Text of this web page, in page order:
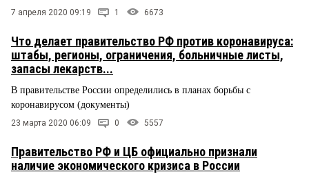
7 апреля 2020 09:19 1 6673
Что делает правительство РФ против коронавируса:
штабы, регионы, ограничения, больничные листы,
запасы лекарств...
В правительстве России определились в планах борьбы с
коронавирусом (документы)
23 марта 2020 06:09 0 5557
Правительство РФ и ЦБ официально признали
наличие экономического кризиса в России